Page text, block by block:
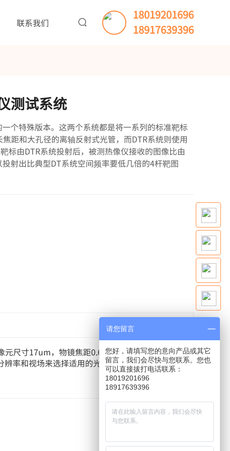
测试系统
个特殊版本。这两个系统都是将一系列的标准靶标
距和大孔径的离轴反射式光管，而DTR系统则使用
标由DTR系统投射后，被测热像仪接收的图像比由
射出比典型DT系统空间频率要低几倍的4杆靶图
元尺寸17um，物镜焦距0.68mm)，可满足市场上
辨率和视场来选择适用的光管。
18019201696
18917639396
联系我们
请您留言
您好，请填写您的意向产品或其它
留言，我们会尽快与您联系。您也
可以直接拔打电话联系：
18019201696
18917639396